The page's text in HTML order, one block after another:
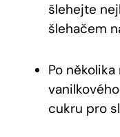
šlehejte
šlehačem
Po
cukru pro